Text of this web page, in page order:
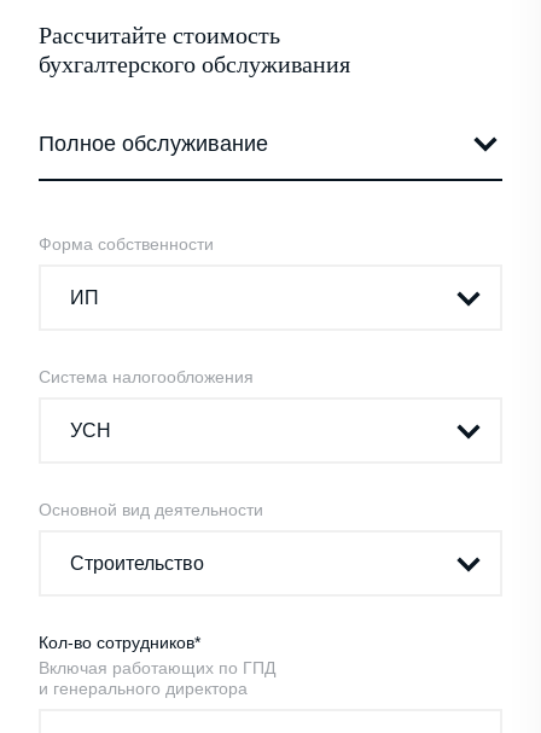
Рассчитайте стоимость
бухгалтерского обслуживания
Форма собственности
Система налогообложения
Основной вид деятельности
Кол-во сотрудников*
Включая работающих по ГПД
и генерального директора